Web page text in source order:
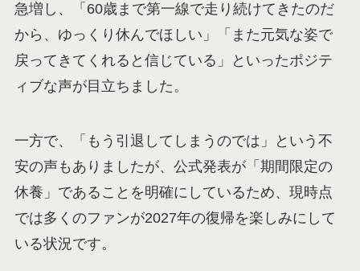
急増し、「60歳まで第一線で走り続けてきたのだ
から、ゆっくり休んでほしい」「また元気な姿で
戻ってきてくれると信じている」といったポジテ
ィブな声が目立ちました。
一方で、「もう引退してしまうのでは」という不
安の声もありましたが、公式発表が「期間限定の
休養」であることを明確にしているため、現時点
では多くのファンが2027年の復帰を楽しみにして
いる状況です。